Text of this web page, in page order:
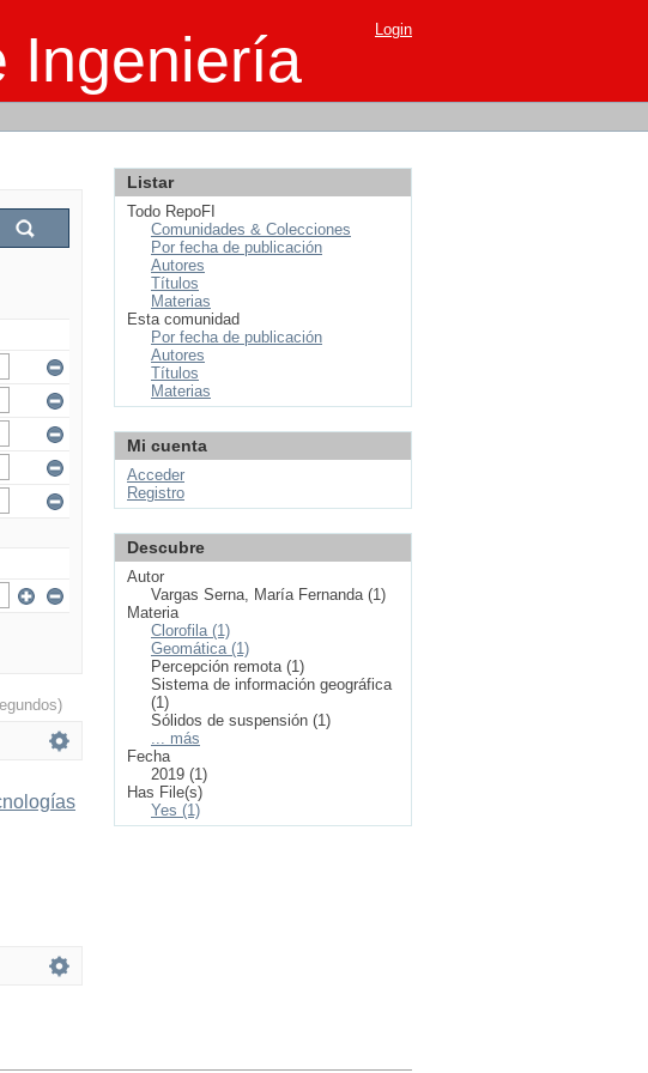
Ingeniería Login
Listar
Todo RepoFI
Comunidades & Colecciones
Por fecha de publicación
Autores
Títulos
Materias
Esta comunidad
Por fecha de publicación
Autores
Títulos
Materias
Mi cuenta
Acceder
Registro
Descubre
Autor
Vargas Serna, María Fernanda (1)
Materia
Clorofila (1)
Geomática (1)
Percepción remota (1)
Sistema de información geográfica
(1)
Sólidos de suspensión (1)
... más
Fecha
2019 (1)
Has File(s)
Yes (1)